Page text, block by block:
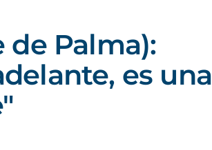
de Palma):
es una